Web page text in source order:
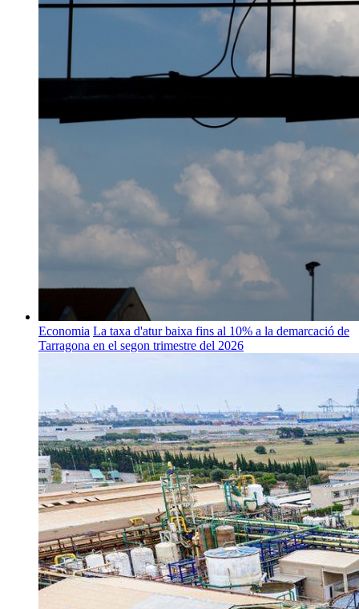
Economia La taxa d'atur baixa fins al 10% a la demarcació de
Tarragona en el segon trimestre del 2026